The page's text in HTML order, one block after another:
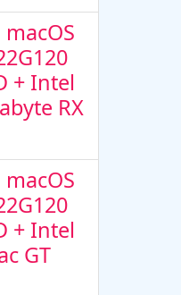
+ Intel
RX
+ Intel
GT